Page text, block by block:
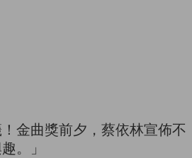
金曲獎前夕，蔡依林宣佈不
。」